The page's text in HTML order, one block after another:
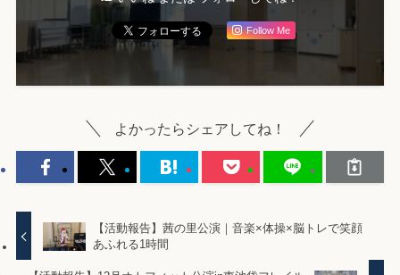
Follow Me
よかったらシェアしてね！
【活動報告】茜の里公演｜音楽×体操×脳トレで笑顔
あふれる1時間